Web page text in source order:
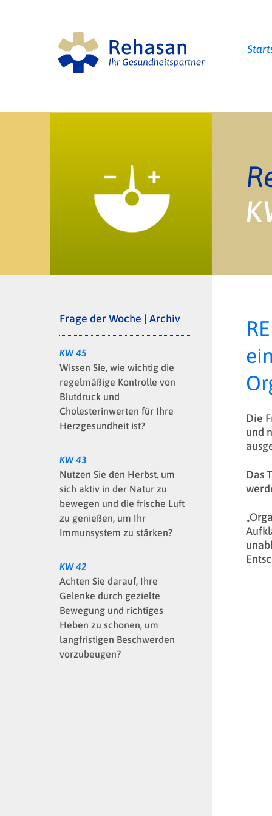
Die
und
Das
Frage der Woche | Archiv
KW 45
Wissen Sie, wie wichtig die
regelmäßige Kontrolle von
Blutdruck und
Cholesterinwerten für Ihre
Herzgesundheit ist?
KW 43
Nutzen Sie den Herbst, um
sich aktiv in der Natur zu
bewegen und die frische Luft
zu genießen, um Ihr
Immunsystem zu stärken?
KW 42
Achten Sie darauf, Ihre
Gelenke durch gezielte
Bewegung und richtiges
Heben zu schonen, um
langfristigen Beschwerden
vorzubeugen?